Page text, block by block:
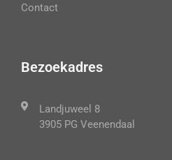
Contact
Bezoekadres
Landjuweel 8
3905 PG Veenendaal